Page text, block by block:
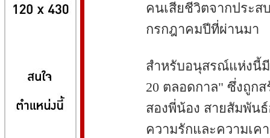
คนเสียชีวิตจากประส
กรกฎาคมปีที่ผ่านมา
สำหรับอนุสรณ์แห่งนี้มี
20 ตลอดกาล" ซึ่งถูก
สองพี่น้อง สายสัมพัน
ความรักและความเค